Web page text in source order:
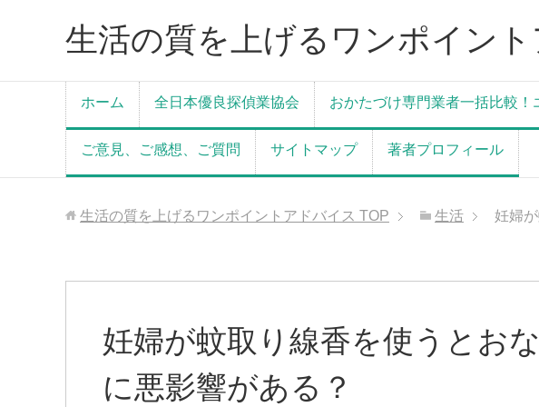
生活の質を上げるワンポイン
ホーム 全日本優良探偵業協会 おかたづけ専門業者一括比較！
ご意見、ご感想、ご質問 サイトマップ 著者プロフィール
生活の質を上げるワンポイントアドバイス TOP 生活 妊婦
妊婦が蚊取り線香を使うとお
に悪影響がある？